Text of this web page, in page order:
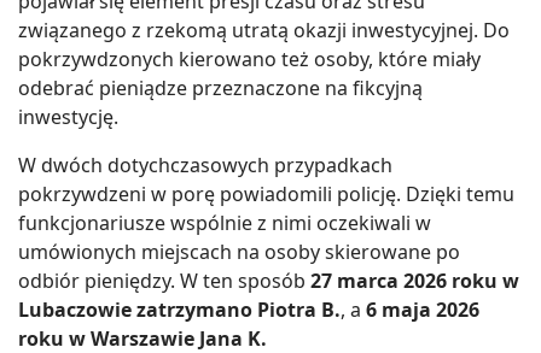
związanego z rzekomą utratą okazji inwestycyjnej. Do
pokrzywdzonych kierowano też osoby, które miały
odebrać pieniądze przeznaczone na fikcyjną
inwestycję.
W dwóch dotychczasowych przypadkach
pokrzywdzeni w porę powiadomili policję. Dzięki temu
funkcjonariusze wspólnie z nimi oczekiwali w
umówionych miejscach na osoby skierowane po
odbiór pieniędzy. W ten sposób 27 marca 2026 roku w
Lubaczowie zatrzymano Piotra B., a 6 maja 2026
roku w Warszawie Jana K.